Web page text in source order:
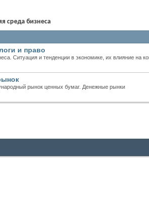
среда бизнеса
и право
Ситуация и тенденции в экономике, их влияние на
рынок ценных бумаг. Денежные рынки